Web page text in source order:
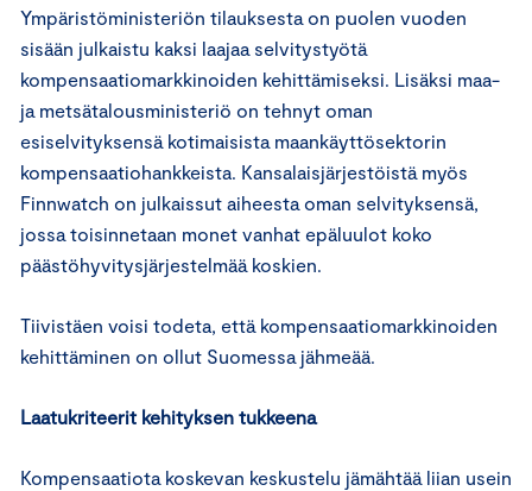
Ympäristöministeriön tilauksesta on puolen vuoden
sisään julkaistu kaksi laajaa selvitystyötä
kompensaatiomarkkinoiden kehittämiseksi. Lisäksi maa-
ja metsätalousministeriö on tehnyt oman
esiselvityksensä kotimaisista maankäyttösektorin
kompensaatiohankkeista. Kansalaisjärjestöistä myös
Finnwatch on julkaissut aiheesta oman selvityksensä,
jossa toisinnetaan monet vanhat epäluulot koko
päästöhyvitysjärjestelmää koskien.
Tiivistäen voisi todeta, että kompensaatiomarkkinoiden
kehittäminen on ollut Suomessa jähmeää.
Laatukriteerit kehityksen tukkeena
Kompensaatiota koskevan keskustelu jämähtää liian usein